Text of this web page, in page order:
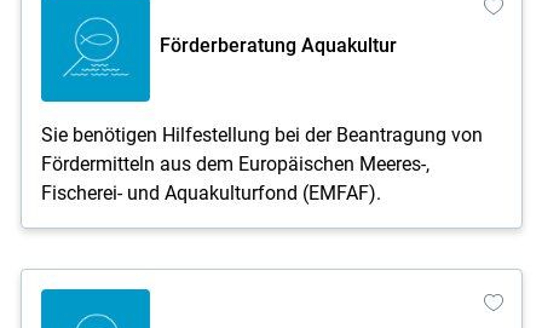
Förderberatung Aquakultur
Sie benötigen Hilfestellung bei der Beantragung von
Fördermitteln aus dem Europäischen Meeres-,
Fischerei- und Aquakulturfond (EMFAF).